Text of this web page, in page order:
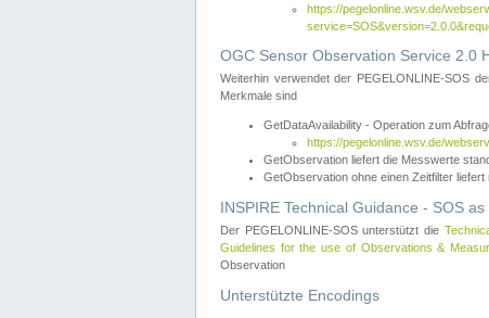
https://pegelonline.wsv.de/
OGC Sensor Observation Service 2.0
Weiterhin verwendet der PEGELONLINE-SOS
Merkmale sind
GetDataAvailability - Operation zum
https://pegelonline.wsv.de/
GetObservation liefert die Messwerte
GetObservation ohne einen Zeitfilter
INSPIRE Technical Guidance - SOS
Der PEGELONLINE-SOS unterstützt die
Guidelines for the use of Observations &
Observation
Unterstützte Encodings